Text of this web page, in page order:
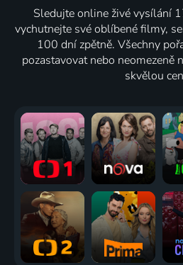
Sledujte online živé vysílání
vychutnejte své oblíbené filmy,
100 dní zpětně. Všechny
pozastavovat nebo neomezeně
skvělou